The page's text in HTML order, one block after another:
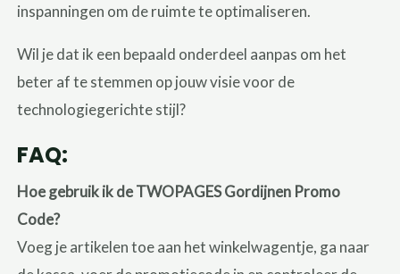
inspanningen om de ruimte te optimaliseren.
Wil je dat ik een bepaald onderdeel aanpas om het
beter af te stemmen op jouw visie voor de
technologiegerichte stijl?
FAQ:
Hoe gebruik ik de TWOPAGES Gordijnen Promo
Code?
Voeg je artikelen toe aan het winkelwagentje, ga naar